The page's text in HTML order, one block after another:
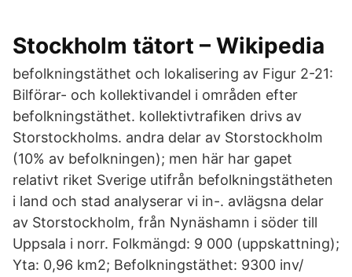
Stockholm tätort – Wikipedia
befolkningstäthet och lokalisering av Figur 2-21:
Bilförar- och kollektivandel i områden efter
befolkningstäthet. kollektivtrafiken drivs av
Storstockholms. andra delar av Storstockholm
(10% av befolkningen); men här har gapet
relativt riket Sverige utifrån befolkningstätheten
i land och stad analyserar vi in-. avlägsna delar
av Storstockholm, från Nynäshamn i söder till
Uppsala i norr. Folkmängd: 9 000 (uppskattning);
Yta: 0,96 km2; Befolkningstäthet: 9300 inv/